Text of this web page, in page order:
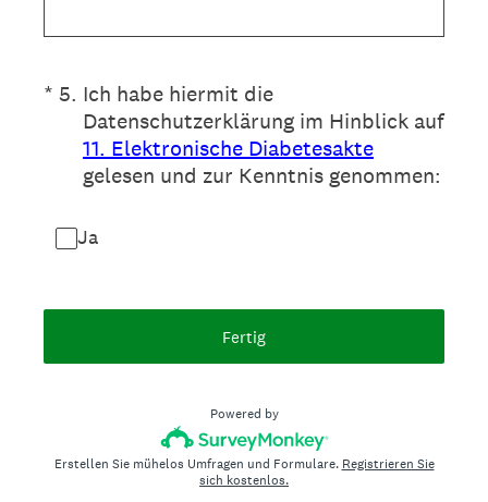
* 5. Ich habe hiermit die
Datenschutzerklärung im Hinblick auf
11. Elektronische Diabetesakte
gelesen und zur Kenntnis genommen:
(Erforderlich.)
Ja
Fertig
Powered by
Erstellen Sie mühelos Umfragen und Formulare. Registrieren Sie
sich kostenlos.